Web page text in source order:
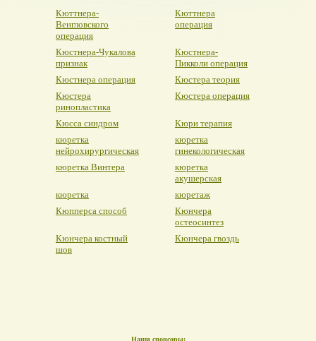
Кюттнера-
Венгловского
операция
Кюттнера
операция
Кюстнера-Чукалова
признак
Кюстнера-
Пикколи операция
Кюстнера операция
Кюстера теория
Кюстера
ринопластика
Кюстера операция
Кюсса синдром
Кюри терапия
кюретка
нейрохирургическая
кюретка
гинекологическая
кюретка Винтера
кюретка
акушерская
кюретка
кюретаж
Кюпперса способ
Кюнчера
остеосинтез
Кюнчера костный
шов
Кюнчера гвоздь
Наши спонсоры: